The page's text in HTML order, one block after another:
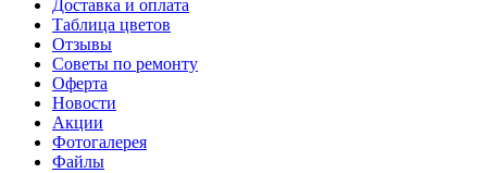
Доставка и оплата
Таблица цветов
Отзывы
Советы по ремонту
Оферта
Новости
Акции
Фотогалерея
Файлы